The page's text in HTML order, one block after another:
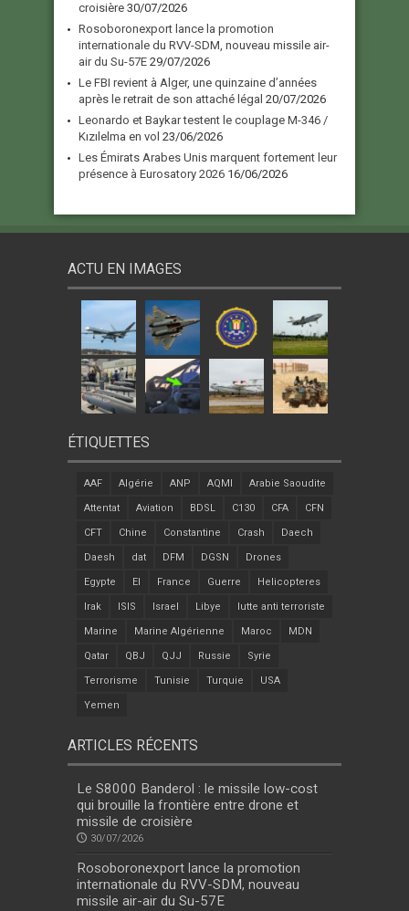
croisière 30/07/2026
Rosoboronexport lance la promotion
internationale du RVV-SDM, nouveau missile air-
air du Su-57E 29/07/2026
Le FBI revient à Alger, une quinzaine d’années
après le retrait de son attaché légal 20/07/2026
Leonardo et Baykar testent le couplage M-346 /
Kızılelma en vol 23/06/2026
Les Émirats Arabes Unis marquent fortement leur
présence à Eurosatory 2026 16/06/2026
ACTU EN IMAGES
ÉTIQUETTES
AAF Algérie ANP AQMI Arabie Saoudite
Attentat Aviation BDSL C130 CFA CFN
CFT Chine Constantine Crash Daech
Daesh dat DFM DGSN Drones
Egypte EI France Guerre Helicopteres
Irak ISIS Israel Libye lutte anti terroriste
Marine Marine Algérienne Maroc MDN
Qatar QBJ QJJ Russie Syrie
Terrorisme Tunisie Turquie USA
Yemen
ARTICLES RÉCENTS
Le S8000 Banderol : le missile low-cost
qui brouille la frontière entre drone et
missile de croisière
30/07/2026
Rosoboronexport lance la promotion
internationale du RVV-SDM, nouveau
missile air-air du Su-57E